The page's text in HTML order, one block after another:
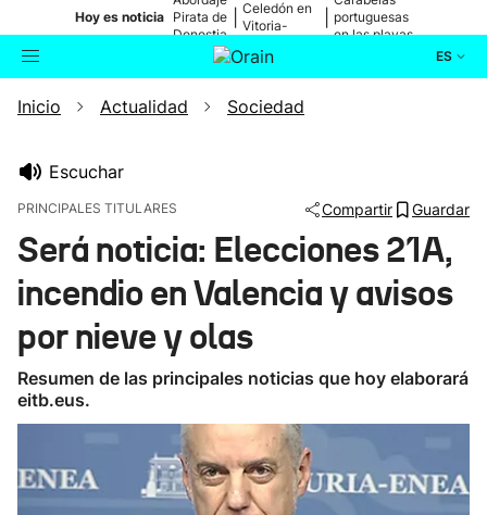
Hoy es noticia Pirata de
Donostia
Celedón en
Vitoria-
portuguesas
en las playas
ES
Buscador Actualidad
Ikusmiran
Eguraldia
Inicio Actualidad Sociedad
Escuchar
PRINCIPALES TITULARES Compartir Guardar
Será noticia: Elecciones 21A,
incendio en Valencia y avisos
por nieve y olas
Resumen de las principales noticias que hoy elaborará
eitb.eus.